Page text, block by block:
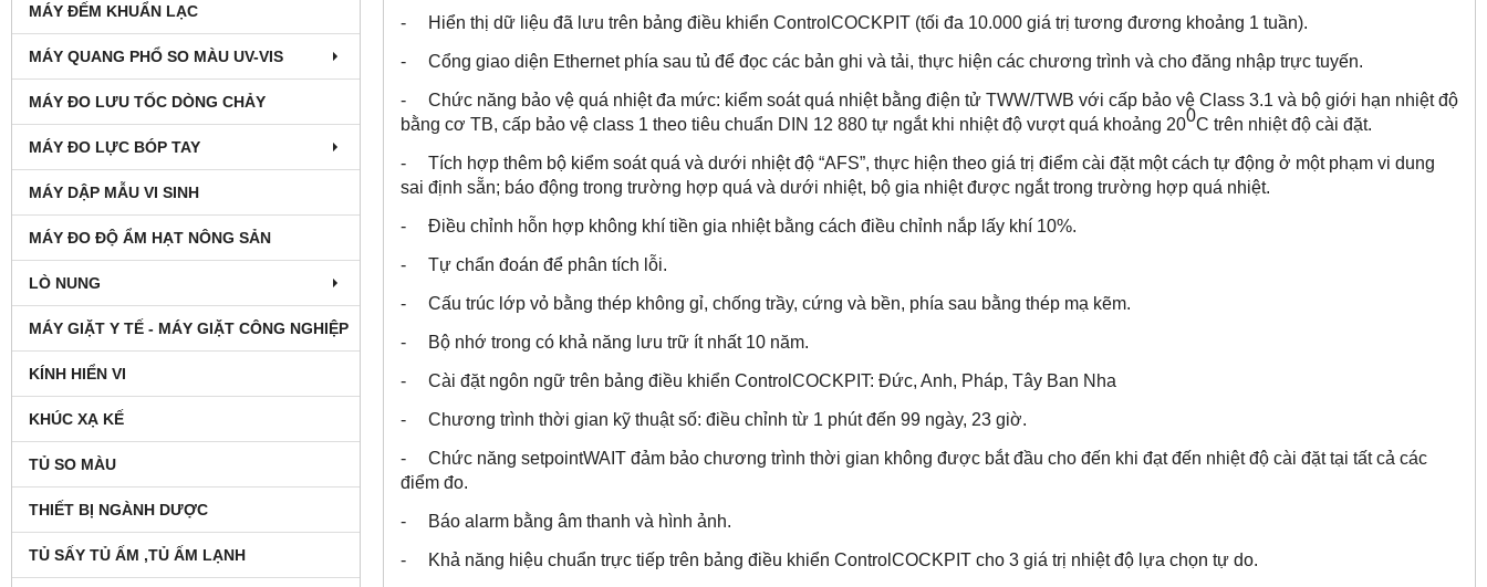
MÁY ĐẾM KHUẨN LẠC
MÁY QUANG PHỔ SO MÀU UV-VIS
MÁY ĐO LƯU TỐC DÒNG CHẢY
MÁY ĐO LỰC BÓP TAY
MÁY DẬP MẪU VI SINH
MÁY ĐO ĐỘ ẨM HẠT NÔNG SẢN
LÒ NUNG
MÁY GIẶT Y TẾ - MÁY GIẶT CÔNG NGHIỆP
KÍNH HIỂN VI
KHÚC XẠ KẾ
TỦ SO MÀU
THIẾT BỊ NGÀNH DƯỢC
TỦ SẤY TỦ ẤM ,TỦ ẤM LẠNH
- Hiển thị dữ liệu đã lưu trên bảng điều khiển ControlCOCKPIT (tối đa 10.000 giá trị tương đương khoảng 1 tuần).
- Cổng giao diện Ethernet phía sau tủ để đọc các bản ghi và tải, thực hiện các chương trình và cho đăng nhập trực tuyến.
- Chức năng bảo vệ quá nhiệt đa mức: kiểm soát quá nhiệt bằng điện tử TWW/TWB với cấp bảo vệ Class 3.1 và bộ giới hạn nhiệt độ
bằng cơ TB, cấp bảo vệ class 1 theo tiêu chuẩn DIN 12 880 tự ngắt khi nhiệt độ vượt quá khoảng 200C trên nhiệt độ cài đặt.
- Tích hợp thêm bộ kiểm soát quá và dưới nhiệt độ “AFS”, thực hiện theo giá trị điểm cài đặt một cách tự động ở một phạm vi dung
sai định sẵn; báo động trong trường hợp quá và dưới nhiệt, bộ gia nhiệt được ngắt trong trường hợp quá nhiệt.
- Điều chỉnh hỗn hợp không khí tiền gia nhiệt bằng cách điều chỉnh nắp lấy khí 10%.
- Tự chẩn đoán để phân tích lỗi.
- Cấu trúc lớp vỏ bằng thép không gỉ, chống trầy, cứng và bền, phía sau bằng thép mạ kẽm.
- Bộ nhớ trong có khả năng lưu trữ ít nhất 10 năm.
- Cài đặt ngôn ngữ trên bảng điều khiển ControlCOCKPIT: Đức, Anh, Pháp, Tây Ban Nha
- Chương trình thời gian kỹ thuật số: điều chỉnh từ 1 phút đến 99 ngày, 23 giờ.
- Chức năng setpointWAIT đảm bảo chương trình thời gian không được bắt đầu cho đến khi đạt đến nhiệt độ cài đặt tại tất cả các
điểm đo.
- Báo alarm bằng âm thanh và hình ảnh.
- Khả năng hiệu chuẩn trực tiếp trên bảng điều khiển ControlCOCKPIT cho 3 giá trị nhiệt độ lựa chọn tự do.